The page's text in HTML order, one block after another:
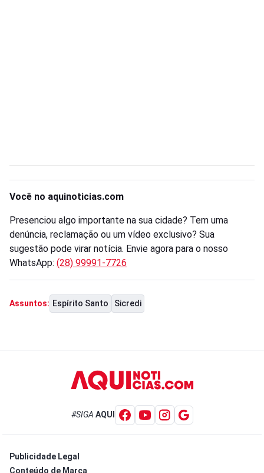
Você no aquinoticias.com
Presenciou algo importante na sua cidade? Tem uma
denúncia, reclamação ou um vídeo exclusivo? Sua
sugestão pode virar notícia. Envie agora para o nosso
WhatsApp: (28) 99991-7726
Assuntos: Espírito Santo Sicredi
#SIGA AQUI
Publicidade Legal
Conteúdo de Marca